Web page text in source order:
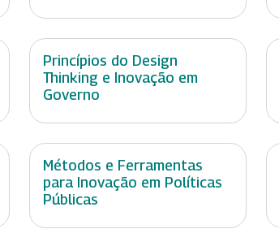
Princípios do Design
Thinking e Inovação em
Governo
Métodos e Ferramentas
para Inovação em Políticas
Públicas